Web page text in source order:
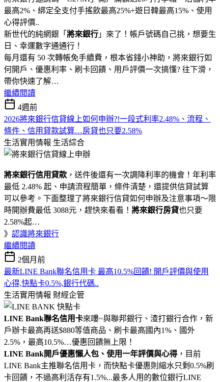
最高2%、綁定全支付手搖飲最高25%+遊日韓最高15%、使用
心得評價..
新世代的純網銀「 將來銀行 」來了！帳戶號碼自己挑，想要生
日、幸運數字通通行！
每月還有 50 次轉帳免手續費，根本省錢小神助，將來銀行如
何開戶、優惠利率、刷卡回饋、用戶評價一次搞懂? 往下滑，
帶你快速了解…
繼續閱讀
4週前
2026將來銀行信貸線上如何申辦?!一段式利率2.48%、流程、
條件、信用貸款試算…房貸也只要2.58%
生活實用情報 生活綜合
將來銀行信用貸款 ，送件後還有一次調降利率的機會！年利率
最低 2.48% 起、申請流程簡單，條件清楚，還提供信貸試算
可以參考。下面整理了將來銀行信貸如何申辦及注意事項～限
時開辦費最低 3088元，趕快來看看！ 將來銀行房貸也只要
2.58%起…
》 認識將來銀行
繼續閱讀
2個月前
最新LINE Bank聯名信用卡 最高10.5%回饋! 開戶評價與使用
心得,快點卡0.5%,銀行代碼..
生活實用情報 財經企管
LINE Bank聯名信用卡來嘍~與聯邦銀行、渣打銀行合作，新
戶辦卡最高再送$880等值商品、刷卡最高國內1%、國外
2.5%，最高10.5%…優惠回饋無上限！
LINE Bank開戶優惠懶人包、使用一年評價與心得 ，目前
LINE Bank主推聯名信用卡，而快點卡優惠則縮水只剩0.5%刷
卡回饋，不過高利活存有1.5%...最多人用的數位銀行LINE